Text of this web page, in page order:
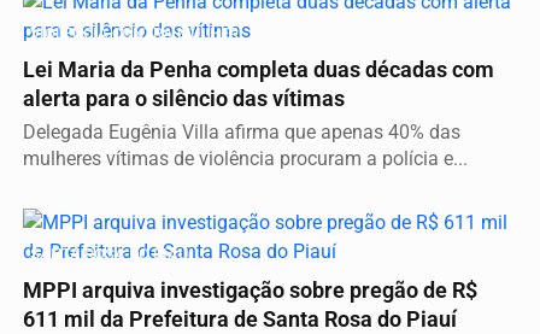
VIOLÊNCIA CONTRA MULHER
Lei Maria da Penha completa duas décadas com
alerta para o silêncio das vítimas
Delegada Eugênia Villa afirma que apenas 40% das
mulheres vítimas de violência procuram a polícia e...
SANTA ROSA DO PIAUÍ
MPPI arquiva investigação sobre pregão de R$
611 mil da Prefeitura de Santa Rosa do Piauí